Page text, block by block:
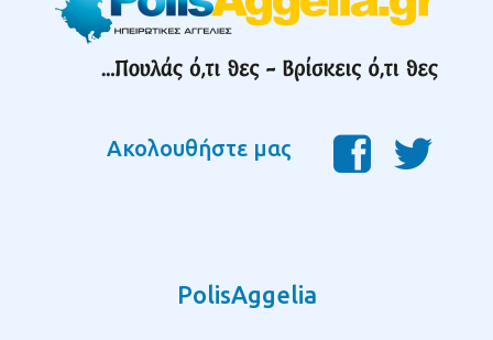
Ακολουθήστε μας
PolisAggelia